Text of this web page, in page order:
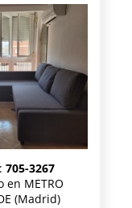
705-3267
en METRO
(Madrid)